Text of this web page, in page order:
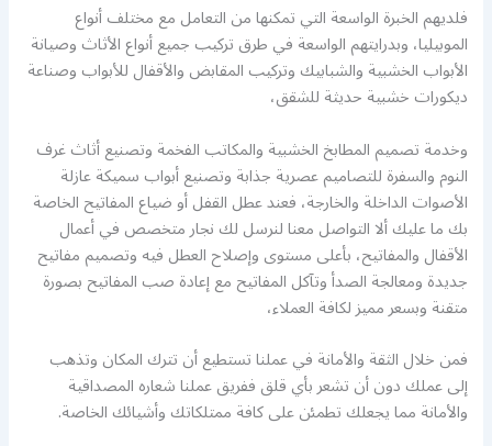
فلديهم الخبرة الواسعة التي تمكنها من التعامل مع مختلف أنواع
الموبيليا، وبدرايتهم الواسعة في طرق تركيب جميع أنواع الأثاث وصيانة
الأبواب الخشبية والشبابيك وتركيب المقابض والأقفال للأبواب وصناعة
ديكورات خشبية حديثة للشقق،
وخدمة تصميم المطابخ الخشبية والمكاتب الفخمة وتصنيع أثاث غرف
النوم والسفرة للتصاميم عصرية جذابة وتصنيع أبواب سميكة عازلة
الأصوات الداخلة والخارجة، فعند عطل القفل أو ضياع المفاتيح الخاصة
بك ما عليك ألا التواصل معنا لنرسل لك نجار متخصص في أعمال
الأقفال والمفاتيح، بأعلى مستوى وإصلاح العطل فيه وتصميم مفاتيح
جديدة ومعالجة الصدأ وتآكل المفاتيح مع إعادة صب المفاتيح بصورة
متقنة وبسعر مميز لكافة العملاء،
فمن خلال الثقة والأمانة في عملنا تستطيع أن تترك المكان وتذهب
إلى عملك دون أن تشعر بأي قلق ففريق عملنا شعاره المصداقية
والأمانة مما يجعلك تطمئن على كافة ممتلكاتك وأشيائك الخاصة.